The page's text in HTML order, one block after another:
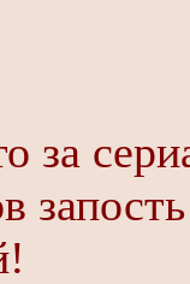
за